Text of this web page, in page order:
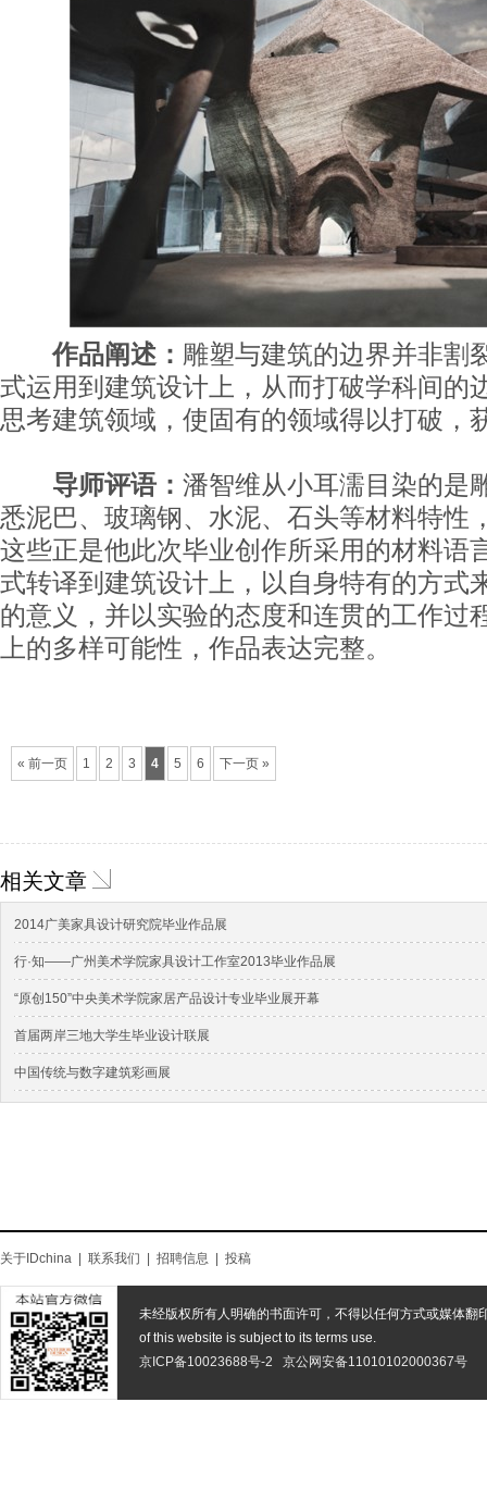
作品阐述： 雕塑与建筑的边界并非割
式运用到建筑设计上，从而打破学科间的
思考建筑领域，使固有的领域得以打破，
导师评语： 潘智维从小耳濡目染的是
悉泥巴、玻璃钢、水泥、石头等材料特性
这些正是他此次毕业创作所采用的材料语
式转译到建筑设计上，以自身特有的方式
的意义，并以实验的态度和连贯的工作过
上的多样可能性，作品表达完整。
« 前一页 1 2 3 4 5 6 下一页 »
相关文章
2014广美家具设计研究院毕业作品展
行·知——广州美术学院家具设计工作室2013毕业作品展
“原创150”中央美术学院家居产品设计专业毕业展开幕
首届两岸三地大学生毕业设计联展
中国传统与数字建筑彩画展
关于IDchina 联系我们 招聘信息 投稿
未经版权所有人明确的书面许可，不得以任何方式或媒体翻
of this website is subject to its terms use.
京ICP备10023688号-2
京公网安备11010102000367号